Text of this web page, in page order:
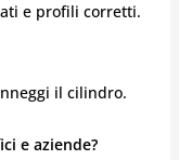
e profili corretti.
il cilindro.
e aziende?